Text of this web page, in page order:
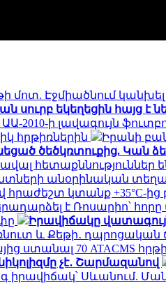
մոտ. Էջմիածնում
սուրբ եկեղեցին հայց է
2010-ի լավագույն
հրթիռներին
Իրանի
ծեծկռտուքից. Կան
անօրինական
կտանք +35°C-ից
է Ռոսարիո՝
Իրավիճակը
և Քեթի․
ստանալ 70 ATACMS
չէ․ Շարմազանով
իրավիճակ՝ Սևանում.